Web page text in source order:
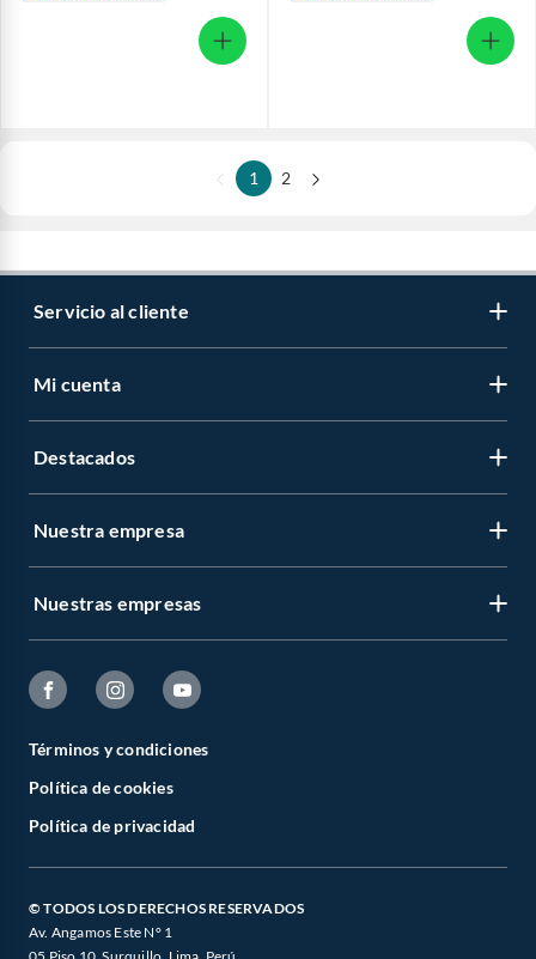
1 2
Servicio al cliente
Mi cuenta
Destacados
Nuestra empresa
Nuestras empresas
Términos y condiciones
Política de cookies
Política de privacidad
© TODOS LOS DERECHOS RESERVADOS
Av. Angamos Este N° 1